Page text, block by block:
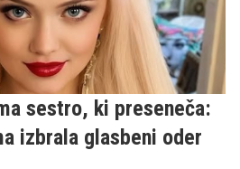
sestro, ki preseneča:
izbrala glasbeni oder